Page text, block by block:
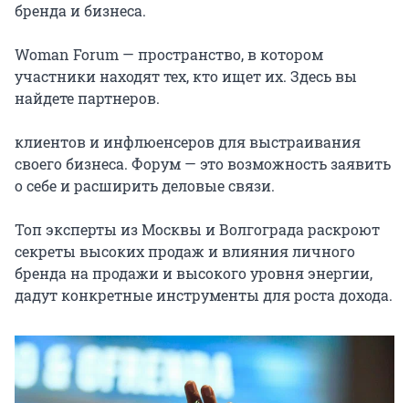
бренда и бизнеса.
Woman Forum — пространство, в котором
участники находят тех, кто ищет их. Здесь вы
найдете партнеров.
клиентов и инфлюенсеров для выстраивания
своего бизнеса. Форум — это возможность заявить
о себе и расширить деловые связи.
Топ эксперты из Москвы и Волгограда раскроют
секреты высоких продаж и влияния личного
бренда на продажи и высокого уровня энергии,
дадут конкретные инструменты для роста дохода.